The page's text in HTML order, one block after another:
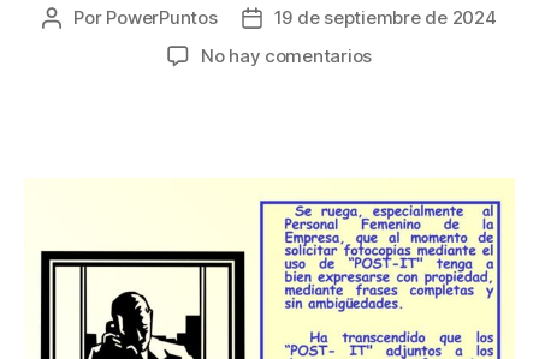
Autor
Por PowerPuntos
Fecha
la
19 de septiembre de 2024
No hay comentariosen